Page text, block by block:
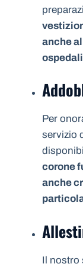
anche
Per
servizio
corone
anche
Il nostro